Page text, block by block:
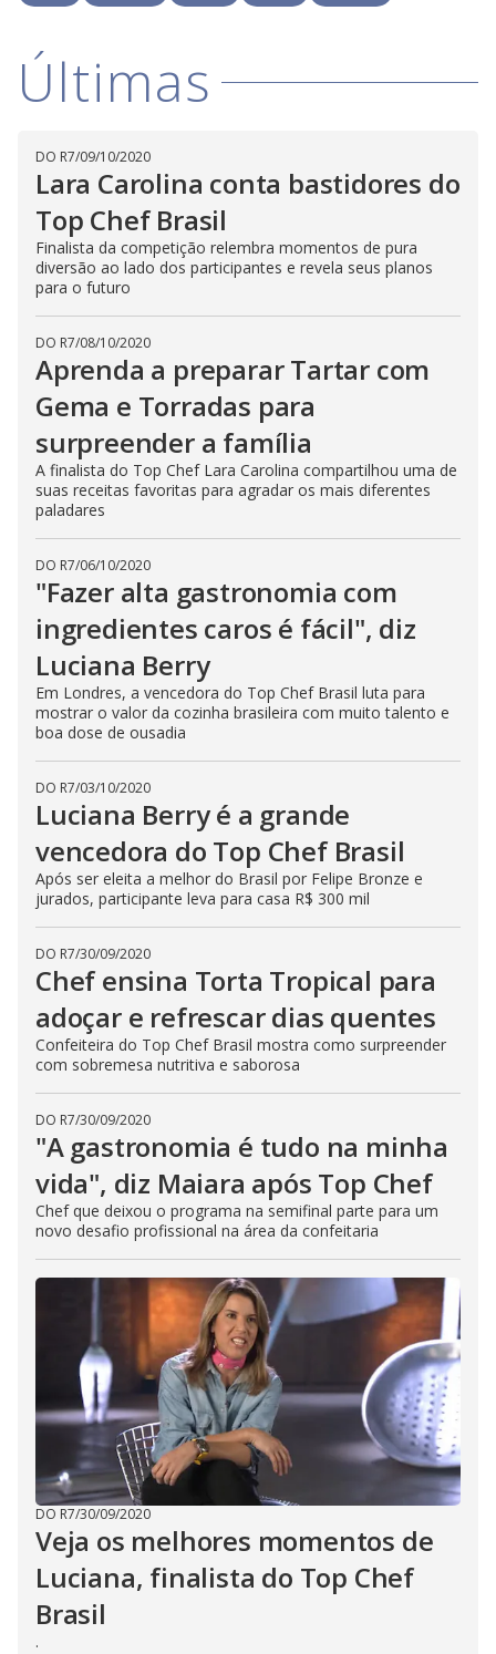
Últimas
DO R7/09/10/2020
Lara Carolina conta bastidores do
Top Chef Brasil
Finalista da competição relembra momentos de pura
diversão ao lado dos participantes e revela seus planos
para o futuro
DO R7/08/10/2020
Aprenda a preparar Tartar com
Gema e Torradas para
surpreender a família
A finalista do Top Chef Lara Carolina compartilhou uma de
suas receitas favoritas para agradar os mais diferentes
paladares
DO R7/06/10/2020
"Fazer alta gastronomia com
ingredientes caros é fácil", diz
Luciana Berry
Em Londres, a vencedora do Top Chef Brasil luta para
mostrar o valor da cozinha brasileira com muito talento e
boa dose de ousadia
DO R7/03/10/2020
Luciana Berry é a grande
vencedora do Top Chef Brasil
Após ser eleita a melhor do Brasil por Felipe Bronze e
jurados, participante leva para casa R$ 300 mil
DO R7/30/09/2020
Chef ensina Torta Tropical para
adoçar e refrescar dias quentes
Confeiteira do Top Chef Brasil mostra como surpreender
com sobremesa nutritiva e saborosa
DO R7/30/09/2020
"A gastronomia é tudo na minha
vida", diz Maiara após Top Chef
Chef que deixou o programa na semifinal parte para um
novo desafio profissional na área da confeitaria
DO R7/30/09/2020
Veja os melhores momentos de
Luciana, finalista do Top Chef
Brasil
.